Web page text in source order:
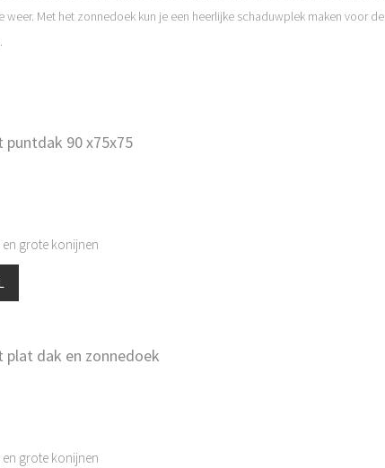
Met het zonnedoek kun je een heerlijke schaduwplek maken voor de
90 x75x75
en grote konijnen
dak en zonnedoek
en grote konijnen